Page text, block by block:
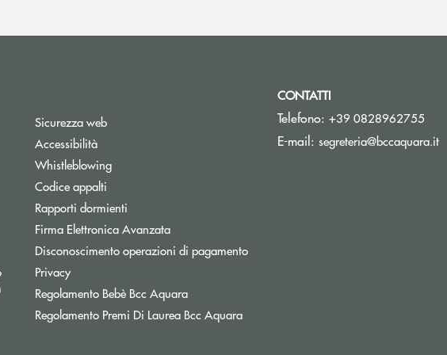
finestra
finestra
Apre una nuova finestra
finestra
Sicurezza web
Accessibilità
Whistleblowing
Codice appalti
Rapporti dormienti
Firma Elettronica Avanzata
Disconoscimento operazioni di pagamento
Privacy
Regolamento Bebè Bcc Aquara
Regolamento Premi Di Laurea Bcc Aquara
CONTATTI
Telefono: +39 0828962755
E-mail: segreteria@bccaquara.it